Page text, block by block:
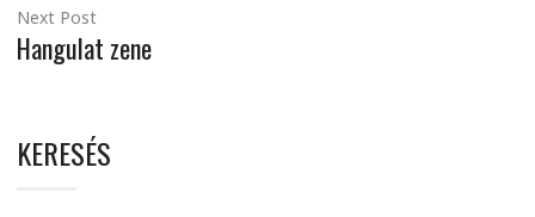
Next Post
Hangulat zene
KERESÉS